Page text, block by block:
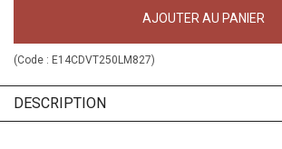
AJOUTER AU PANIER
(Code : E14CDVT250LM827)
DESCRIPTION